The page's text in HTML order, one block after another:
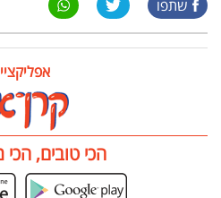
שתפו
הכי טובים, הכי